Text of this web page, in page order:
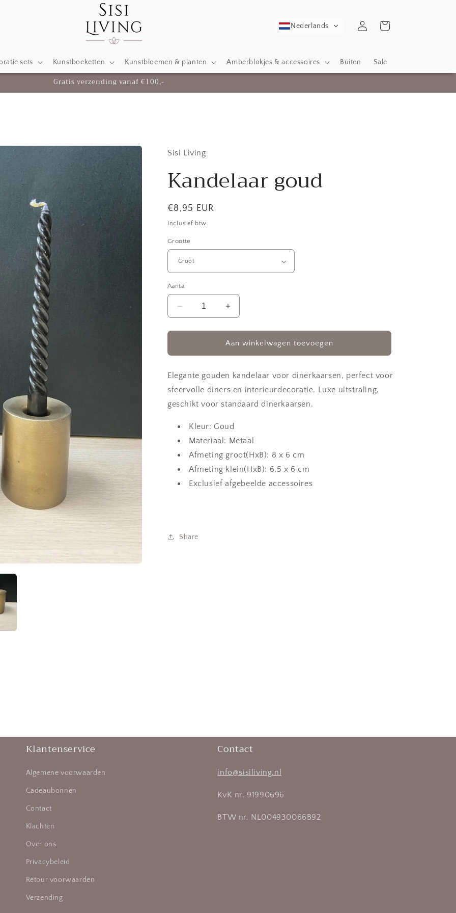
sets Kunstboeketten Kunstbloemen & planten Amberblokjes & accessoires Buiten Sale
Nederlands InloggenWinkelwagen
Gratis verzending vanaf €100,-
Sisi Living
Kandelaar goud
Normale
prijs
€8,95 EUR
Inclusief btw.
Grootte
Aantal
Aantal
verlagen
voor
goud
Aantal
verhogen
voor
Kandelaar
goud
Aan winkelwagen toevoegen
Elegante gouden kandelaar voor dinerkaarsen, perfect voor
sfeervolle diners en interieurdecoratie. Luxe uitstraling,
geschikt voor standaard dinerkaarsen.
Kleur: Goud
Materiaal: Metaal
Afmeting groot(HxB): 8 x 6 cm
Afmeting klein(HxB): 6,5 x 6 cm
Exclusief afgebeelde accessoires
Share
Klantenservice
Algemene voorwaarden
Cadeaubonnen
Contact
Klachten
Over ons
Privacybeleid
Retour voorwaarden
Verzending
Contact
info@sisiliving.nl
KvK nr. 91990696
BTW nr. NL004930066B92